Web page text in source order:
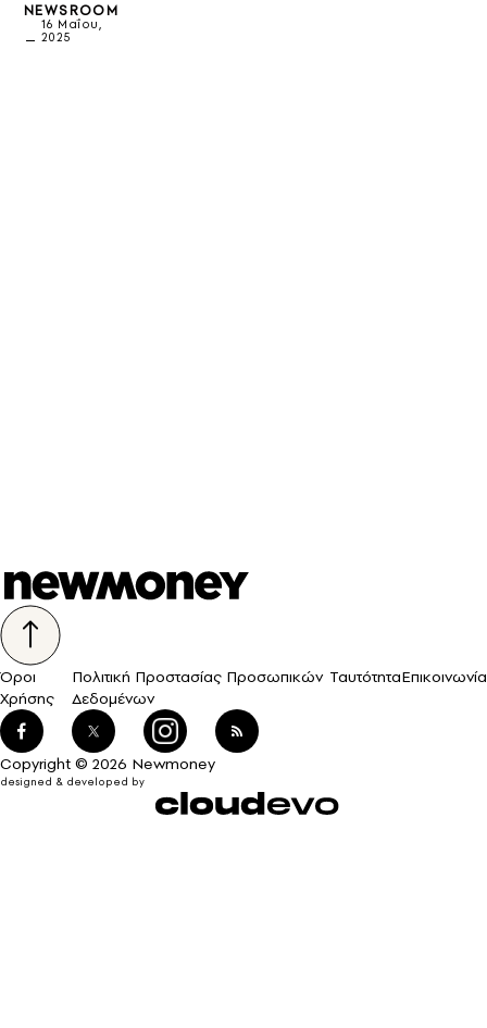
NEWSROOM
16 Μαΐου,
2025
Όροι
Χρήσης
Πολιτική Προστασίας Προσωπικών
Δεδομένων
ΤαυτότηταΕπικοινωνία
Copyright © 2026 Newmoney
designed & developed by